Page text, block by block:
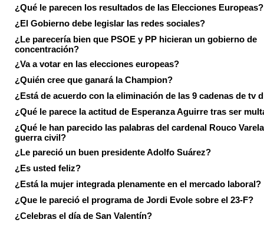
¿Qué le parecen los resultados de las Elecciones Europeas?
¿El Gobierno debe legislar las redes sociales?
¿Le parecería bien que PSOE y PP hicieran un gobierno de
concentración?
¿Va a votar en las elecciones europeas?
¿Quién cree que ganará la Champion?
¿Está de acuerdo con la eliminación de las 9 cadenas de tv
¿Qué le parece la actitud de Esperanza Aguirre tras ser
¿Qué le han parecido las palabras del cardenal Rouco
guerra civil?
¿Le pareció un buen presidente Adolfo Suárez?
¿Es usted feliz?
¿Está la mujer integrada plenamente en el mercado laboral?
¿Que le pareció el programa de Jordi Evole sobre el 23-F?
¿Celebras el día de San Valentín?